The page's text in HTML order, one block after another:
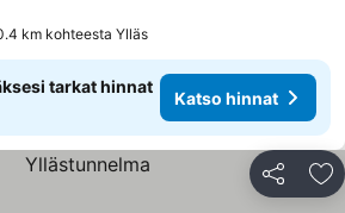
km kohteesta Ylläs
tarkat hinnat
Katso hinnat
Jaa